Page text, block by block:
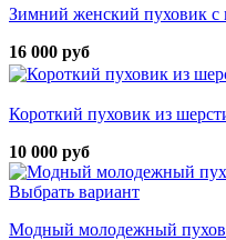
Зимний женский пуховик с
16 000 руб
Короткий пуховик из
10 000 руб
Выбрать вариант
Модный молодежный